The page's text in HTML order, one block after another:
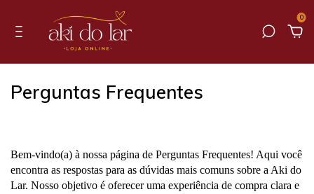
0
Perguntas Frequentes
Bem-vindo(a) à nossa página de Perguntas Frequentes! Aqui você
encontra as respostas para as dúvidas mais comuns sobre a Aki do
Lar. Nosso objetivo é oferecer uma experiência de compra clara e